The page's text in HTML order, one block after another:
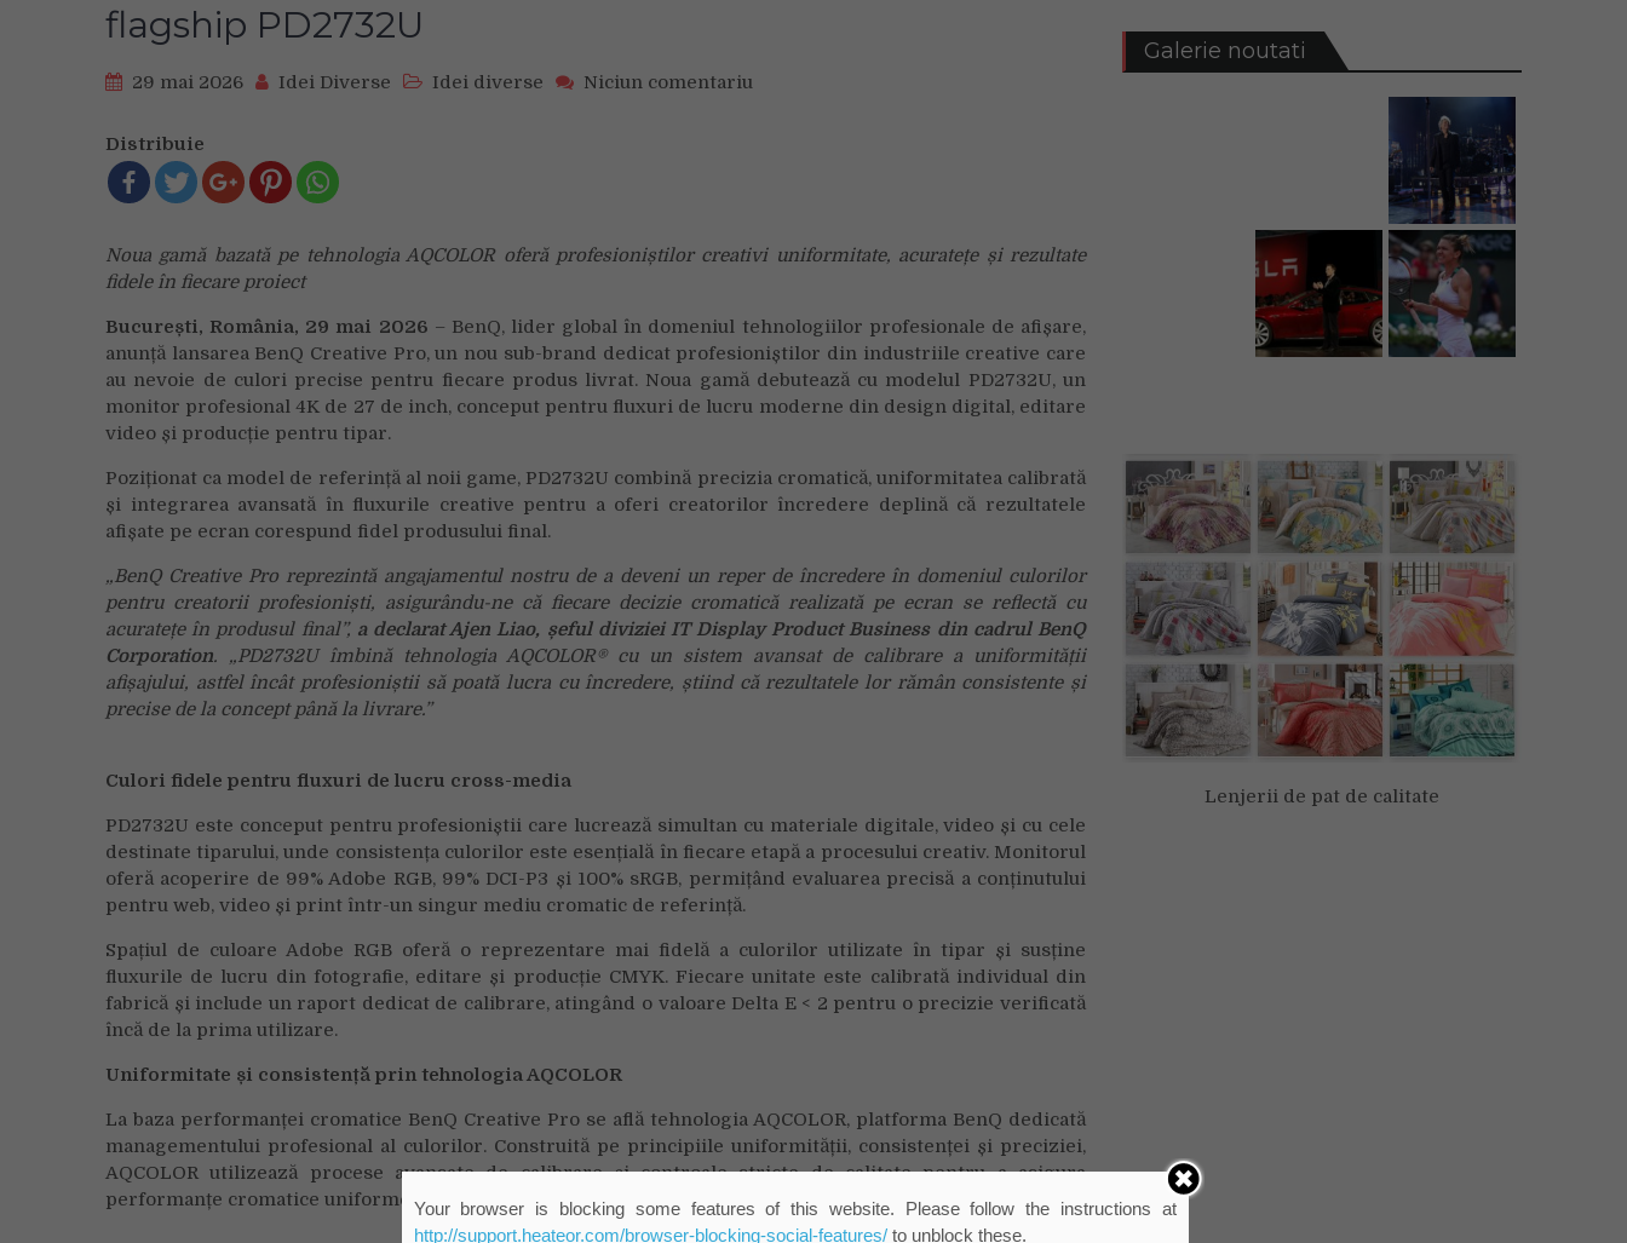
flagship PD2732U
29 mai 2026 Idei Diverse Idei diverse Niciun comentariu
și
PD2732U
Distribuie
Noua gamă bazată pe tehnologia AQCOLOR oferă profesioniștilor creativi uniformitate, acuratețe și rezultate
fidele în fiecare proiect
București, România, 29 mai 2026 – BenQ, lider global în domeniul tehnologiilor profesionale de afișare,
anunță lansarea BenQ Creative Pro, un nou sub-brand dedicat profesioniștilor din industriile creative care
au nevoie de culori precise pentru fiecare produs livrat. Noua gamă debutează cu modelul PD2732U, un
monitor profesional 4K de 27 de inch, conceput pentru fluxuri de lucru moderne din design digital, editare
video și producție pentru tipar.
Poziționat ca model de referință al noii game, PD2732U combină precizia cromatică, uniformitatea calibrată
și integrarea avansată în fluxurile creative pentru a oferi creatorilor încredere deplină că rezultatele
afișate pe ecran corespund fidel produsului final.
„BenQ Creative Pro reprezintă angajamentul nostru de a deveni un reper de încredere în domeniul culorilor
pentru creatorii profesioniști, asigurându-ne că fiecare decizie cromatică realizată pe ecran se reflectă cu
acuratețe în produsul final”, a declarat Ajen Liao, șeful diviziei IT Display Product Business din cadrul BenQ
Corporation. „PD2732U îmbină tehnologia AQCOLOR® cu un sistem avansat de calibrare a uniformității
afișajului, astfel încât profesioniștii să poată lucra cu încredere, știind că rezultatele lor rămân consistente și
precise de la concept până la livrare.”
Culori fidele pentru fluxuri de lucru cross-media
PD2732U este conceput pentru profesioniștii care lucrează simultan cu materiale digitale, video și cu cele
destinate tiparului, unde consistența culorilor este esențială în fiecare etapă a procesului creativ. Monitorul
oferă acoperire de 99% Adobe RGB, 99% DCI-P3 și 100% sRGB, permițând evaluarea precisă a conținutului
pentru web, video și print într-un singur mediu cromatic de referință.
Spațiul de culoare Adobe RGB oferă o reprezentare mai fidelă a culorilor utilizate în tipar și susține
fluxurile de lucru din fotografie, editare și producție CMYK. Fiecare unitate este calibrată individual din
fabrică și include un raport dedicat de calibrare, atingând o valoare Delta E < 2 pentru o precizie verificată
încă de la prima utilizare.
Uniformitate și consistență prin tehnologia AQCOLOR
La baza performanței cromatice BenQ Creative Pro se află tehnologia AQCOLOR, platforma BenQ dedicată
managementului profesional al culorilor. Construită pe principiile uniformității, consistenței și preciziei,
AQCOLOR utilizează procese avansate de calibrare și controale stricte de calitate pentru a asigura
performanțe cromatice uniforme pe întreaga suprafață a ecranului.
Galerie noutati
Lenjerii de pat de calitate
Your browser is blocking some features of this website. Please follow the instructions at
http://support.heateor.com/browser-blocking-social-features/to unblock these.